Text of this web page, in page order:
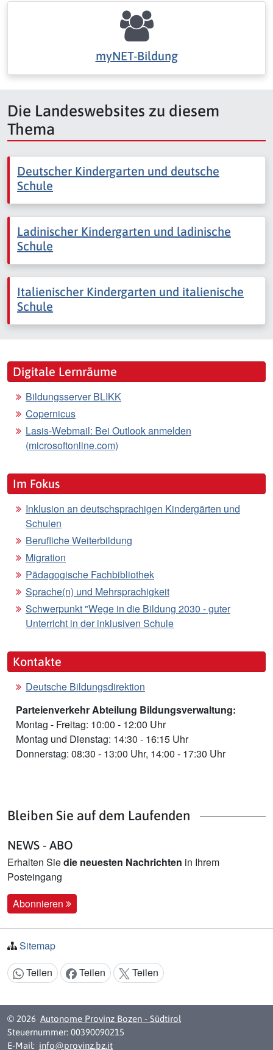
myNET-Bildung
Die Landeswebsites zu diesem
Thema
Deutscher Kindergarten und deutsche
Schule
Ladinischer Kindergarten und ladinische
Schule
Italienischer Kindergarten und italienische
Schule
Digitale Lernräume
Bildungsserver BLIKK
Copernicus
Lasis-Webmail: Bei Outlook anmelden
(microsoftonline.com)
Im Fokus
Inklusion an deutschsprachigen Kindergärten und
Schulen
Berufliche Weiterbildung
Migration
Pädagogische Fachbibliothek
Sprache(n) und Mehrsprachigkeit
Schwerpunkt "Wege in die Bildung 2030 - guter
Unterricht in der inklusiven Schule
Kontakte
Deutsche Bildungsdirektion
Parteienverkehr Abteilung Bildungsverwaltung:
Montag - Freitag: 10:00 - 12:00 Uhr
Montag und Dienstag: 14:30 - 16:15 Uhr
Donnerstag: 08:30 - 13:00 Uhr, 14:00 - 17:30 Uhr
Bleiben Sie auf dem Laufenden
NEWS - ABO
Erhalten Siedie neuesten Nachrichten in Ihrem
Posteingang
Abonnieren
Sitemap
Inhalt teilen:
Teilen Teilen Teilen
© 2026 Autonome Provinz Bozen - Südtirol
Steuernummer: 00390090215
E-Mail: info@provinz.bz.it